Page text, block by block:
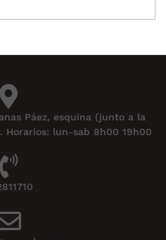
Páez, esquina (junto a la
Horarios: lun-sab 8h00 19h00